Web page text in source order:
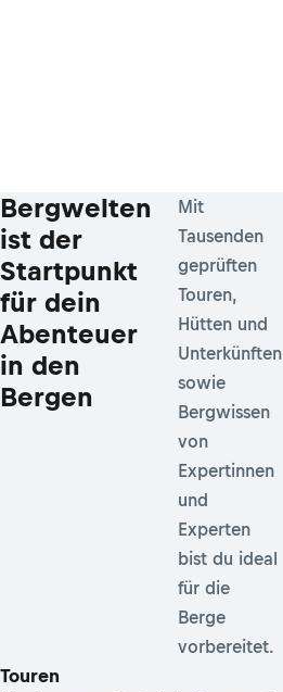
Bergwelten
ist der
Startpunkt
für dein
Abenteuer
in den
Bergen
Mit
Tausenden
geprüften
Touren,
Hütten und
Unterkünften
sowie
Bergwissen
von
Expertinnen
und
Experten
bist du ideal
für die
Berge
vorbereitet.
Touren